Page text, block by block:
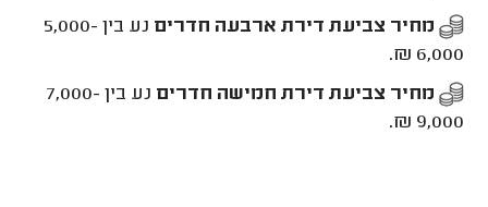
מחיר צביעת דירת ארבעה חדרים
נע בין 5,000-
6,000 ₪.
מחיר צביעת דירת חמישה חדרים
נע בין 7,000-
9,000 ₪.